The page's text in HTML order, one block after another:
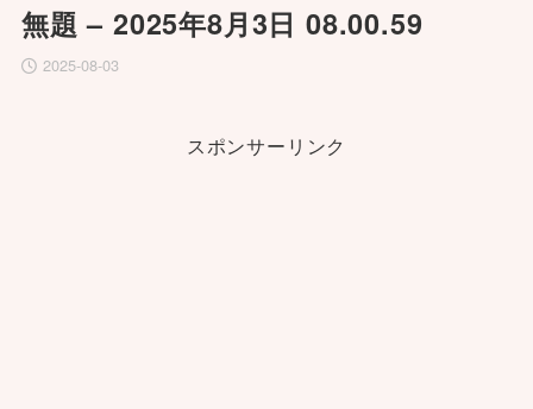
無題 – 2025年8月3日 08.00.59
2025-08-03
スポンサーリンク